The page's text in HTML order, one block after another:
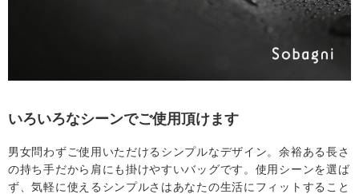
いろいろなシーンでご使用頂けます
男女問わずご使用いただけるシンプルなデザイン。余裕ある長さ
の持ち手だから肩にも掛けやすいバッグです。使用シーンを選ば
ず、気軽に使えるシンプルさはあなたの生活にフィットすること